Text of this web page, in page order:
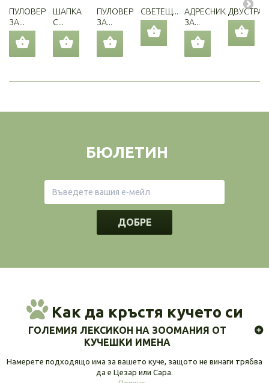
ПУЛОВЕР
ЗА...
ШАПКА
С...
ПУЛОВЕР
ЗА...
СВЕТЕЩ...
АДРЕСНИК
ЗА...
БЮЛЕТИН
ДОБРЕ
Как да кръстя кучето си
ГОЛЕМИЯ ЛЕКСИКОН НА ЗООМАНИЯ ОТ
КУЧЕШКИ ИМЕНА
Намерете подходящо има за вашето куче, защото не винаги трябва
да е Цезар или Сара.